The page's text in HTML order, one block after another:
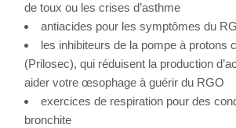
de toux ou les crises d’asthme
antiacides pour les symptômes du
les inhibiteurs de la pompe à protons
(Prilosec), qui réduisent la production
aider votre œsophage à guérir du RGO
exercices de respiration pour des
bronchite